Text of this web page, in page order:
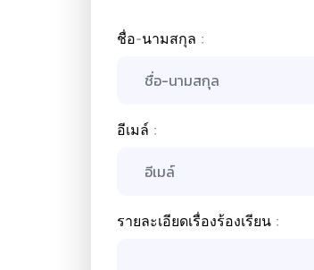
ชื่อ-นามสกุล :
อีเมล์ :
รายละเอียดเรื่องร้องเรียน :